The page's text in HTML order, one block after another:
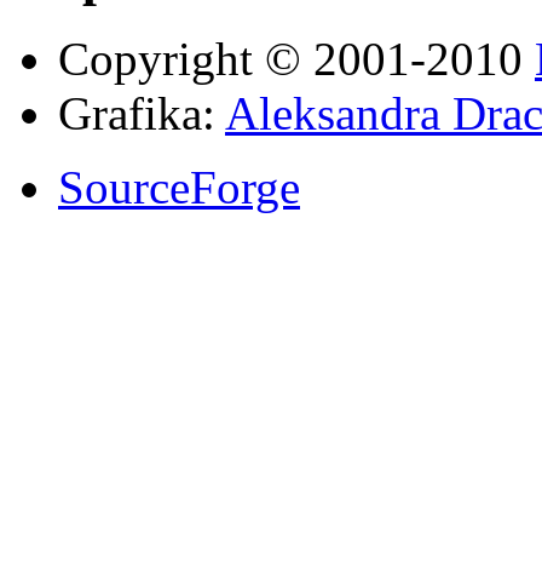
Copyright © 2001-2010
Grafika: Aleksandra
SourceForge